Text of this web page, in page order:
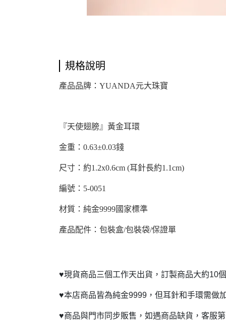
規格說明
產品品牌：YUANDA元大珠寶
『天使翅膀』黃金耳環
金重：0.63±0.03錢
尺寸：約1.2x0.6cm (耳針長約1.1cm)
編號：5-0051
材質：純金9999國家標準
產品配件：包裝盒/包裝袋/保證單
♥現貨商品三個工作天出貨，訂製商品大約10
♥本店商品皆為純金9999，但耳針和手環需做
♥商品與門市同步販售，如遇商品缺貨，客服